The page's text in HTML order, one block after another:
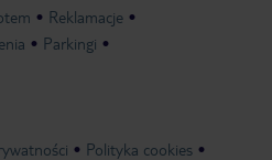
Reklamacje
Parkingi
Polityka cookies